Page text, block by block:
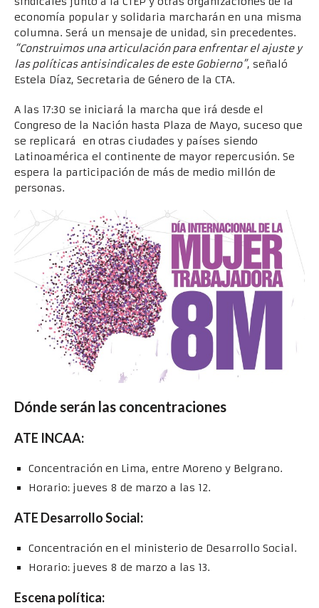
economía popular y solidaria marcharán en una misma
columna. Será un mensaje de unidad, sin precedentes.
“Construimos una articulación para enfrentar el ajuste y
las políticas antisindicales de este Gobierno”, señaló
Estela Díaz, Secretaria de Género de la CTA.
A las 17:30 se iniciará la marcha que irá desde el
Congreso de la Nación hasta Plaza de Mayo, suceso que
se replicará en otras ciudades y países siendo
Latinoamérica el continente de mayor repercusión. Se
espera la participación de más de medio millón de
personas.
Dónde serán las concentraciones
ATE INCAA:
Concentración en Lima, entre Moreno y Belgrano.
Horario: jueves 8 de marzo a las 12.
ATE Desarrollo Social:
Concentración en el ministerio de Desarrollo Social.
Horario: jueves 8 de marzo a las 13.
Escena política: